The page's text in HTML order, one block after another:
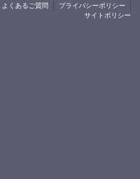
よくあるご質問
プライバシーポリシー
サイトポリシー